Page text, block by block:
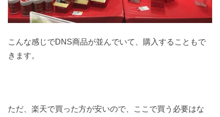
こんな感じでDNS商品が並んでいて、購入することもで
きます。
ただ、楽天で買った方が安いので、ここで買う必要はな